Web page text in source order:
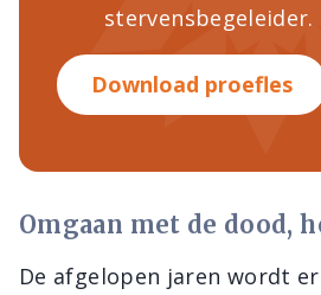
stervensbegeleider.
Download proefles
Omgaan met de dood,
De afgelopen jaren wordt